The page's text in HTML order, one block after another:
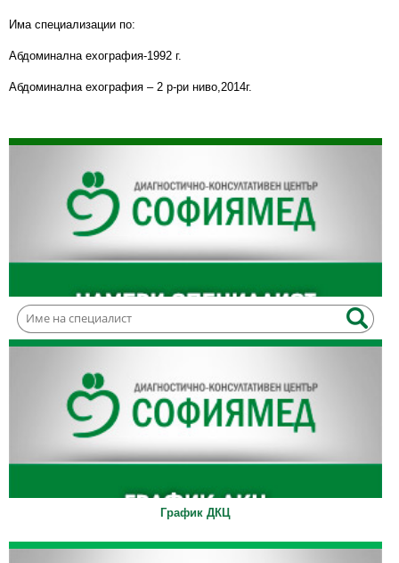
Има специализации по:
Абдоминална ехография-1992 г.
Абдоминална ехография – 2 р-ри ниво,2014г.
График ДКЦ